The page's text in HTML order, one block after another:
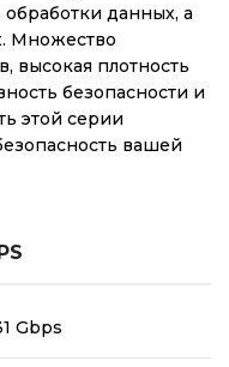
данных, а
Множество
высокая плотность
безопасности и
этой серии
вашей
Gbps